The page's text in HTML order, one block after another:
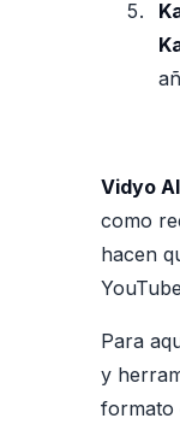
Vidyo AI
como
hacen
Para
y
formato